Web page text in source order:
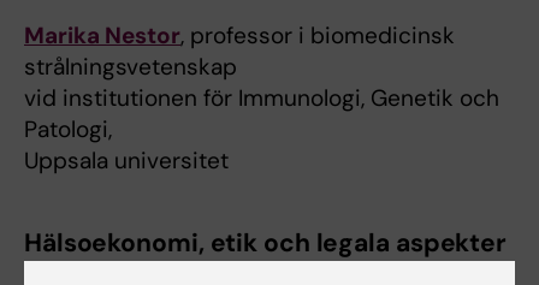
Marika Nestor, professor i biomedicinsk
strålningsvetenskap
vid institutionen för Immunologi, Genetik och
Patologi,
Uppsala universitet
Hälsoekonomi, etik och legala aspekter